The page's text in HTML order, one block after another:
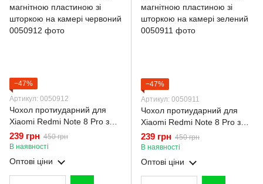
−47%
Артикул: 0050912
Чохол протиударний для
Xiaomi Redmi Note 8 Pro з
магнітною пластиною зі
шторкою на камері червоний
239 грн 450 грн
В наявності
Оптові ціни
−47%
Артикул: 0050911
Чохол протиударний для
Xiaomi Redmi Note 8 Pro з
магнітною пластиною зі
шторкою на камері зелений
239 грн 450 грн
В наявності
Оптові ціни